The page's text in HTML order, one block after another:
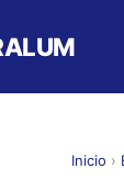
Inicio ›